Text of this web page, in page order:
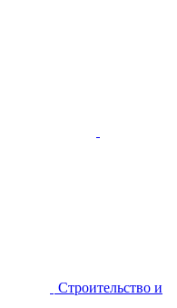
Строительство и